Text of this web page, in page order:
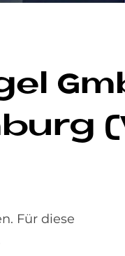
Für diese